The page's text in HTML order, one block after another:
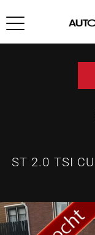
ST 2.0 TSI